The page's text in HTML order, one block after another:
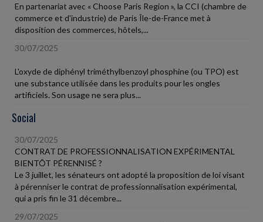
En partenariat avec « Choose Paris Region », la CCI (chambre de
commerce et d'industrie) de Paris Île-de-France met à
disposition des commerces, hôtels,...
30/07/2025
L'oxyde de diphényl triméthylbenzoyl phosphine (ou TPO) est
une substance utilisée dans les produits pour les ongles
artificiels. Son usage ne sera plus...
Social
30/07/2025
CONTRAT DE PROFESSIONNALISATION EXPÉRIMENTAL
BIENTÔT PÉRENNISÉ ?
Le 3 juillet, les sénateurs ont adopté la proposition de loi visant
à pérenniser le contrat de professionnalisation expérimental,
qui a pris fin le 31 décembre...
29/07/2025